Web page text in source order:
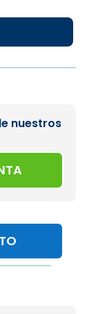
nuestros